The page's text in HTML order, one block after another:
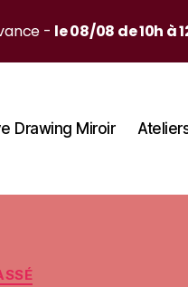
Drawing Miroir
- le 08/08 de 10h à